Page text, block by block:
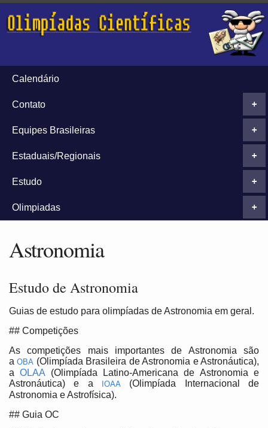
Calendário
+
Contato
+
Equipes Brasileiras
+
Estaduais/Regionais
+
Estudo
+
Olimpiadas
Astronomia
Estudo de Astronomia
Guias de estudo para olimpíadas de Astronomia em geral.
## Competições
As competições mais importantes de Astronomia são
aOBA (Olimpíada Brasileira de Astronomia e Astronáutica),
aOLAA (Olimpíada Latino-Americana de Astronomia e
Astronáutica) e a
IOAA
(Olimpíada Internacional de
Astronomia e Astrofísica).
## Guia OC